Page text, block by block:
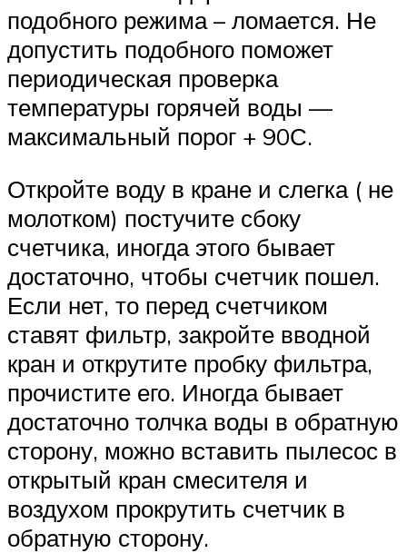
подобного режима – ломается. Не
допустить подобного поможет
периодическая проверка
температуры горячей воды —
максимальный порог + 90С.
Откройте воду в кране и слегка ( не
молотком) постучите сбоку
счетчика, иногда этого бывает
достаточно, чтобы счетчик пошел.
Если нет, то перед счетчиком
ставят фильтр, закройте вводной
кран и открутите пробку фильтра,
прочистите его. Иногда бывает
достаточно толчка воды в обратную
сторону, можно вставить пылесос в
открытый кран смесителя и
воздухом прокрутить счетчик в
обратную сторону.